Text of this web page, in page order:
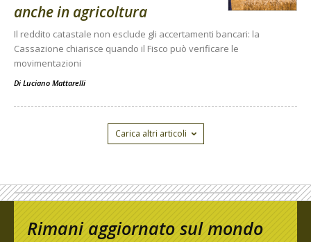
anche in agricoltura
Il reddito catastale non esclude gli accertamenti bancari: la
Cassazione chiarisce quando il Fisco può verificare le
movimentazioni
Di Luciano Mattarelli
Carica altri articoli
Rimani aggiornato sul mondo